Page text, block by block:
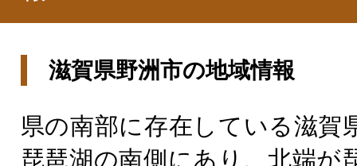
滋賀県野洲市の地域情報
県の南部に存在している滋賀
琵琶湖の南側にあり、北端が